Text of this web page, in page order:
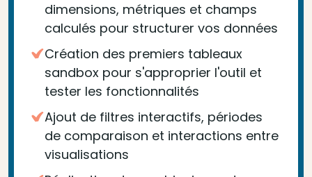
dimensions, métriques et champs
calculés pour structurer vos données
Création des premiers tableaux
sandbox pour s'approprier l'outil et
tester les fonctionnalités
Ajout de filtres interactifs, périodes
de comparaison et interactions entre
visualisations